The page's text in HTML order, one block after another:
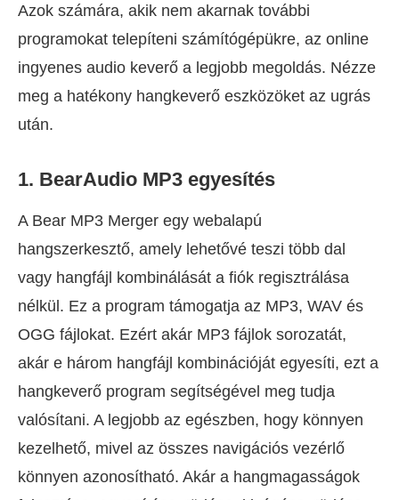
Azok számára, akik nem akarnak további
programokat telepíteni számítógépükre, az online
ingyenes audio keverő a legjobb megoldás. Nézze
meg a hatékony hangkeverő eszközöket az ugrás
után.
1. BearAudio MP3 egyesítés
A Bear MP3 Merger egy webalapú
hangszerkesztő, amely lehetővé teszi több dal
vagy hangfájl kombinálását a fiók regisztrálása
nélkül. Ez a program támogatja az MP3, WAV és
OGG fájlokat. Ezért akár MP3 fájlok sorozatát,
akár e három hangfájl kombinációját egyesíti, ezt a
hangkeverő program segítségével meg tudja
valósítani. A legjobb az egészben, hogy könnyen
kezelhető, mivel az összes navigációs vezérlő
könnyen azonosítható. Akár a hangmagasságok